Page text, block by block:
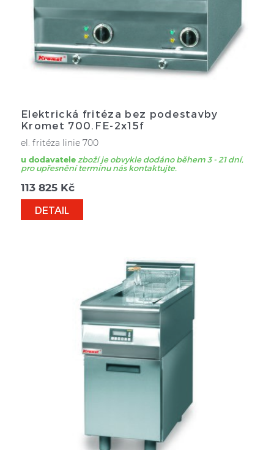
Elektrická fritéza bez podestavby
Kromet 700.FE-2x15f
el. fritéza linie 700
u dodavatelezboží je obvykle dodáno během 3 - 21 dní,
pro upřesnění termínu nás kontaktujte.
113 825 Kč
DETAIL